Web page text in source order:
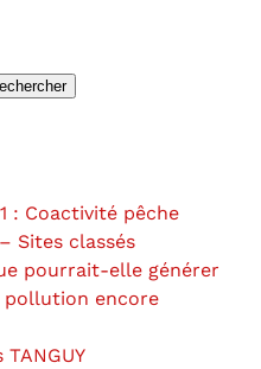
: Coactivité pêche
Sites classés
pourrait-elle générer
pollution encore